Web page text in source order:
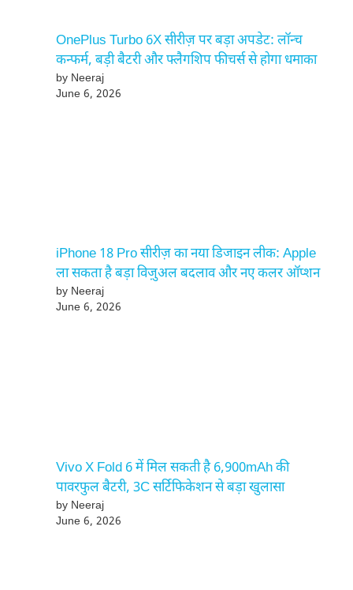
OnePlus Turbo 6X सीरीज़ पर बड़ा अपडेट: लॉन्च
कन्फर्म, बड़ी बैटरी और फ्लैगशिप फीचर्स से होगा धमाका
by Neeraj
June 6, 2026
iPhone 18 Pro सीरीज़ का नया डिजाइन लीक: Apple
ला सकता है बड़ा विज़ुअल बदलाव और नए कलर ऑप्शन
by Neeraj
June 6, 2026
Vivo X Fold 6 में मिल सकती है 6,900mAh की
पावरफुल बैटरी, 3C सर्टिफिकेशन से बड़ा खुलासा
by Neeraj
June 6, 2026